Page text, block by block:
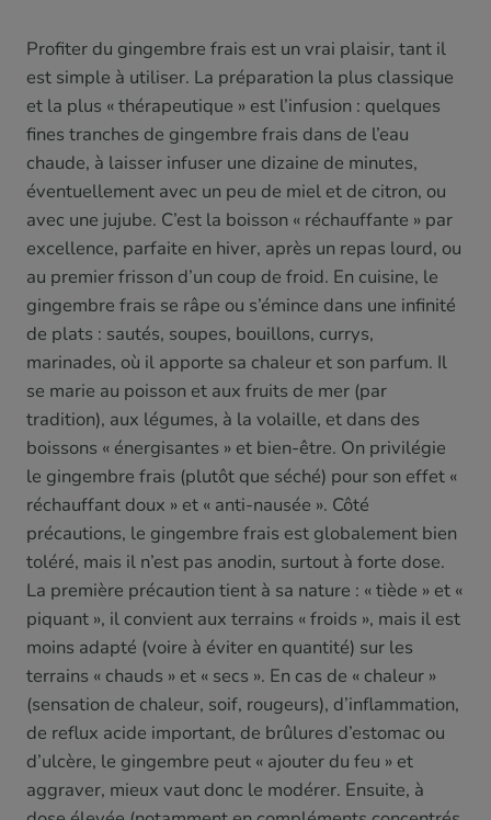
Profiter du gingembre frais est un vrai plaisir, tant il
est simple à utiliser. La préparation la plus classique
et la plus « thérapeutique » est l’infusion : quelques
fines tranches de gingembre frais dans de l’eau
chaude, à laisser infuser une dizaine de minutes,
éventuellement avec un peu de miel et de citron, ou
avec une jujube. C’est la boisson « réchauffante » par
excellence, parfaite en hiver, après un repas lourd, ou
au premier frisson d’un coup de froid. En cuisine, le
gingembre frais se râpe ou s’émince dans une infinité
de plats : sautés, soupes, bouillons, currys,
marinades, où il apporte sa chaleur et son parfum. Il
se marie au poisson et aux fruits de mer (par
tradition), aux légumes, à la volaille, et dans des
boissons « énergisantes » et bien-être. On privilégie
le gingembre frais (plutôt que séché) pour son effet «
réchauffant doux » et « anti-nausée ». Côté
précautions, le gingembre frais est globalement bien
toléré, mais il n’est pas anodin, surtout à forte dose.
La première précaution tient à sa nature : « tiède » et «
piquant », il convient aux terrains « froids », mais il est
moins adapté (voire à éviter en quantité) sur les
terrains « chauds » et « secs ». En cas de « chaleur »
(sensation de chaleur, soif, rougeurs), d’inflammation,
de reflux acide important, de brûlures d’estomac ou
d’ulcère, le gingembre peut « ajouter du feu » et
aggraver, mieux vaut donc le modérer. Ensuite, à